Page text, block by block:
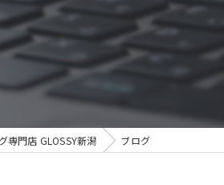
専門店 GLOSSY新潟 ブログ